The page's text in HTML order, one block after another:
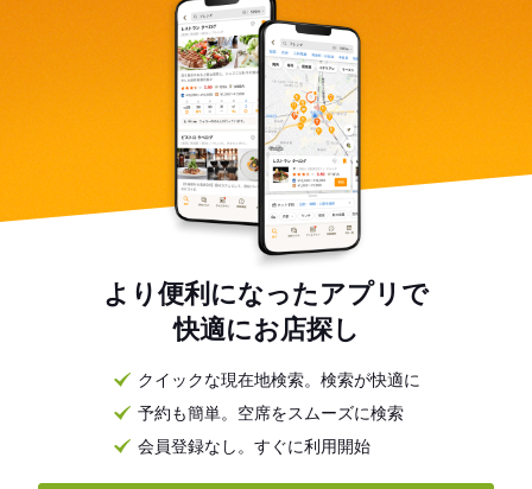
より便利になったアプリで
快適にお店探し
クイックな現在地検索。検索が快適に
予約も簡単。空席をスムーズに検索
会員登録なし。すぐに利用開始